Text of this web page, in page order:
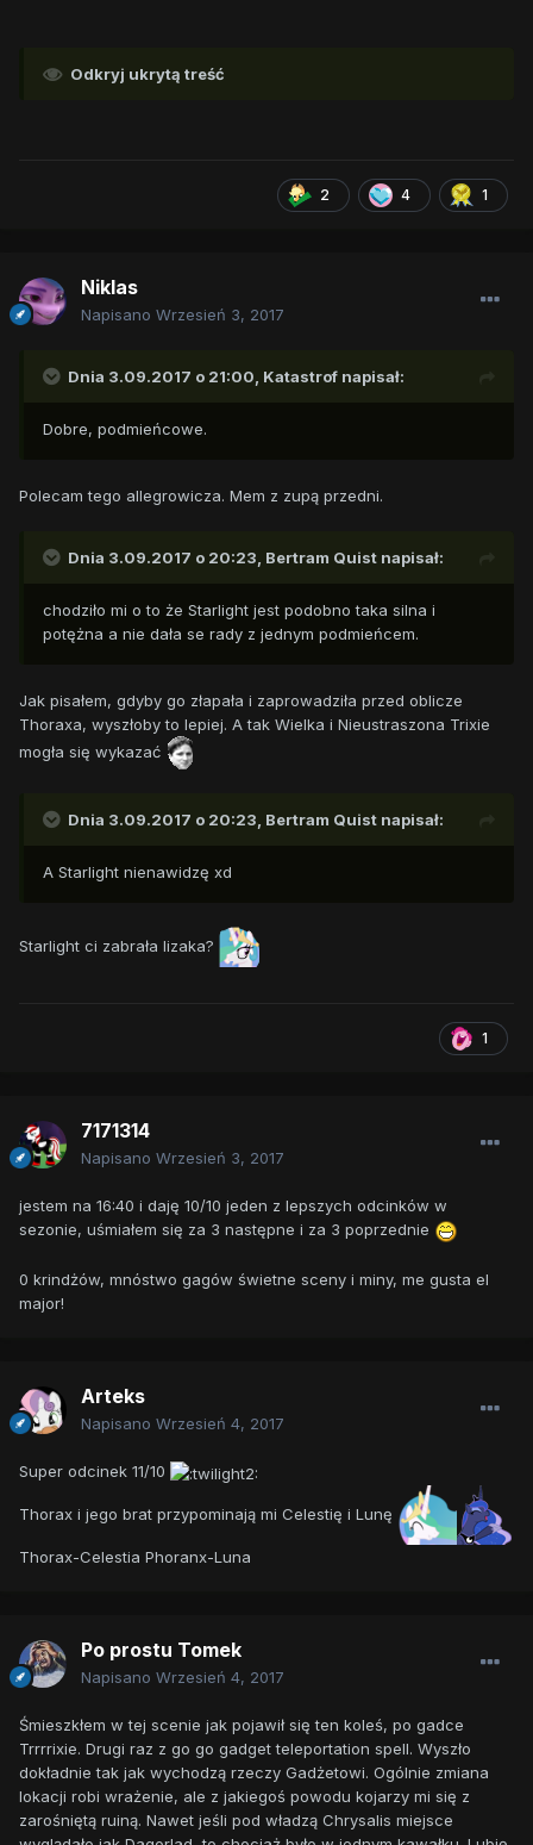
Odkryj ukrytą treść
2 4 1
Niklas
Napisano Wrzesień 3, 2017
Dnia 3.09.2017 o 21:00, Katastrof napisał:
Dobre, podmieńcowe.
Polecam tego allegrowicza. Mem z zupą przedni.
Dnia 3.09.2017 o 20:23, Bertram Quist napisał:
chodziło mi o to że Starlight jest podobno taka silna i
potężna a nie dała se rady z jednym podmieńcem.
Jak pisałem, gdyby go złapała i zaprowadziła przed oblicze
Thoraxa, wyszłoby to lepiej. A tak Wielka i Nieustraszona Trixie
mogła się wykazać
Dnia 3.09.2017 o 20:23, Bertram Quist napisał:
A Starlight nienawidzę xd
Starlight ci zabrała lizaka?
1
7171314
Napisano Wrzesień 3, 2017
jestem na 16:40 i daję 10/10 jeden z lepszych odcinków w
sezonie, uśmiałem się za 3 następne i za 3 poprzednie
0 krindżów, mnóstwo gagów świetne sceny i miny, me gusta el
major!
Arteks
Napisano Wrzesień 4, 2017
Super odcinek 11/10
Thorax i jego brat przypominają mi Celestię i Lunę
Thorax-Celestia Phoranx-Luna
Po prostu Tomek
Napisano Wrzesień 4, 2017
Śmieszkłem w tej scenie jak pojawił się ten koleś, po gadce
Trrrrixie. Drugi raz z go go gadget teleportation spell. Wyszło
dokładnie tak jak wychodzą rzeczy Gadżetowi. Ogólnie zmiana
lokacji robi wrażenie, ale z jakiegoś powodu kojarzy mi się z
zarośniętą ruiną. Nawet jeśli pod władzą Chrysalis miejsce